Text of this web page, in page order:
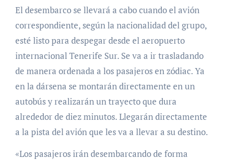
El desembarco se llevará a cabo cuando el avión
correspondiente, según la nacionalidad del grupo,
esté listo para despegar desde el aeropuerto
internacional Tenerife Sur. Se va a ir trasladando
de manera ordenada a los pasajeros en zódiac. Ya
en la dársena se montarán directamente en un
autobús y realizarán un trayecto que dura
alrededor de diez minutos. Llegarán directamente
a la pista del avión que les va a llevar a su destino.
«Los pasajeros irán desembarcando de forma